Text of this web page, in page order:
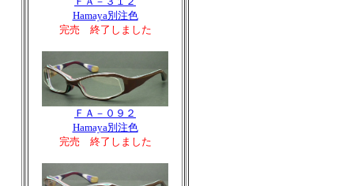
Hamaya別注色
完売 終了しました
ＦＡ－０９２
Hamaya別注色
完売 終了しました